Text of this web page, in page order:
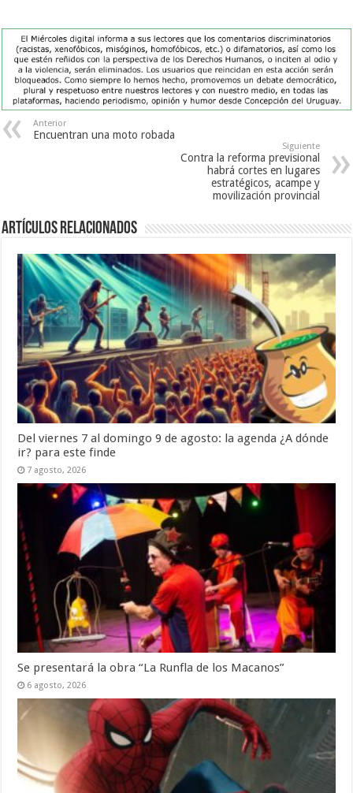
Anterior
Encuentran una moto robada
Siguiente
Contra la reforma previsional
habrá cortes en lugares
estratégicos, acampe y
movilización provincial
Artículos Relacionados
Del viernes 7 al domingo 9 de agosto: la agenda ¿A dónde
ir? para este finde
7 agosto, 2026
Se presentará la obra “La Runfla de los Macanos”
6 agosto, 2026